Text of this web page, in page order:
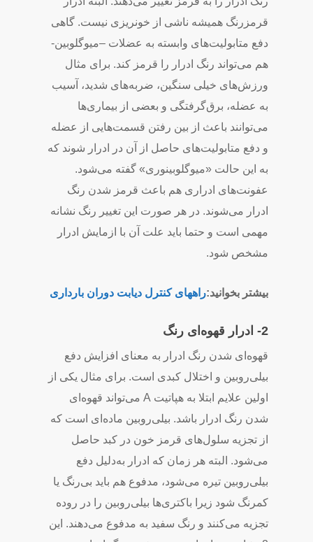
قرمزرنگ همیشه ناشی از خونریزی نیست. گاهی
دفع متابولیت‌های وابسته به عضلات –میوگلوبین-
هم می‌تواند رنگ ادرار را قرمز کند. برای مثال
ورزش‌های خیلی سنگین، ضربه‌های شدید، آسیب
به عضله، برق‌گرفتگی و بعضی از بیماری‌ها
می‌توانند باعث از بین رفتن قسمت‌هایی از عضله
و دفع متابولیت‌های حاصل از آن در ادرار شوند که
به این حالت «میوگلوبینوری» گفته می‌شود.
عفونت‌های ادراری هم باعث قرمز شدن رنگ
ادرار می‌شوند. در هر صورت این تغییر رنگ نشانه
مهمی‌ است و حتما باید علت آن با ازمایش ادرار
مشخص شود.
بیشتر بخوانید:راههای کنترل دیابت دوران بارداری
2- ادرار قهوه‌ای رنگ
قهوه‌ای شدن رنگ ادرار به معنای افزایش دفع
بیلی‌روبین و اختلال کبدی است. برای مثال یکی از
اولین علایم ابتلا به هپاتیت A می‌تواند قهوه‌ای
شدن رنگ ادرار باشد. بیلی‌روبین ماده‌ای است که
از تجزیه سلول‌های قرمز خون در کبد حاصل
می‌شود. البته هر زمان که ادرار به‌دلیل دفع
بیلی‌روبین تیره می‌شود، مدفوع هم باید بی‌رنگ یا
کمرنگ شود زیرا باکتری‌ها بیلی‌روبین را در روده
تجزیه می‌کنند و رنگ سفید به مدفوع می‌دهند. این